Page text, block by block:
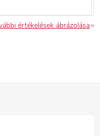
értékelések ábrázolása